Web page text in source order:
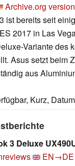
Archive.org version
ist bereits seit
2017 in Las
Variante des
Asus setzt beim
aus
Kurz,
3 Deluxe
EN→DE